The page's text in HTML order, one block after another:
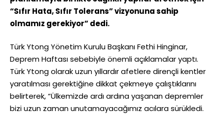
“Sıfır Hata, Sıfır Tolerans” vizyonuna sahip
olmamız gerekiyor” dedi.
Türk Ytong Yönetim Kurulu Başkanı Fethi Hinginar,
Deprem Haftası sebebiyle önemli açıklamalar yaptı.
Türk Ytong olarak uzun yıllardır afetlere dirençli kentler
yaratılması gerektiğine dikkat çekmeye çalıştıklarını
belirterek, “Ülkemizde ardı ardına yaşanan depremler
bizi uzun zaman unutamayacağımız acılara sürükledi.